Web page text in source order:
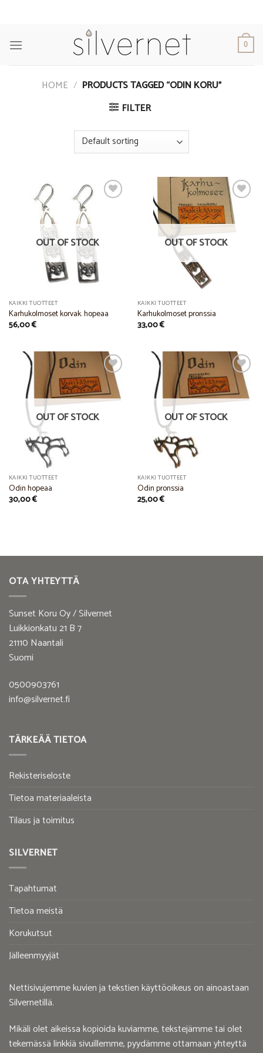
0
HOME / PRODUCTS TAGGED “ODIN KORU”
FILTER
OUT OF STOCK
KAIKKI TUOTTEET
Karhukolmoset korvak. hopeaa
56,00€
Add to
Wishlist
OUT OF STOCK
KAIKKI TUOTTEET
Karhukolmoset pronssia
33,00€
Add to
OUT OF STOCK
KAIKKI TUOTTEET
Odin hopeaa
30,00€
Add to
OUT OF STOCK
KAIKKI TUOTTEET
Odin pronssia
25,00€
OTA YHTEYTTÄ
Sunset Koru Oy / Silvernet
Luikkionkatu 21 B 7
21110 Naantali
Suomi
0500903761
info@silvernet.fi
TÄRKEÄÄ TIETOA
Rekisteriseloste
Tietoa materiaaleista
Tilaus ja toimitus
SILVERNET
Tapahtumat
Tietoa meistä
Korukutsut
Jälleenmyyjät
Nettisivujemme kuvien ja tekstien käyttöoikeus on ainoastaan
Silvernetillä.
Mikäli olet aikeissa kopioida kuviamme, tekstejämme tai olet
tekemässä linkkiä sivuillemme, pyydämme ottamaan yhteyttä